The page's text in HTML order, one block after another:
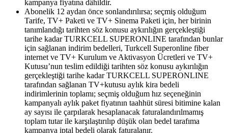
kampanya fiyatına dâhildir.
Abonelik 12 aydan önce sonlandırılırsa; seçmiş olduğum
Tarife, TV+ Paketi ve TV+ Sinema Paketi için, her birinin
tanımlandığı tarihten söz konusu aykırılığın gerçekleştiği
tarihe kadar TURKCELL SUPERONLINE tarafından bunlar
için sağlanan indirim bedelleri, Turkcell Superonline fiber
internet ve TV+ Kurulum ve Aktivasyon Ücretleri ve TV+
Kutusu’nun teslim edildiği tarihten söz konusu aykırılığın
gerçekleştiği tarihe kadar TURKCELL SUPERONLINE
tarafından sağlanan TV+kutusu aylık kira bedeli
indirimlerinin toplamı; seçmiş olduğum hız seçeneğinin
kampanyalı aylık paket fiyatının taahhüt süresi bitimine kalan
ay sayısı ile çarpılarak hesaplanacak faturalandırılmamış
toplam tutar ile karşılaştırılıp düşük olan bedel tarafıma
kampanya iptal bedeli olarak faturalanır.